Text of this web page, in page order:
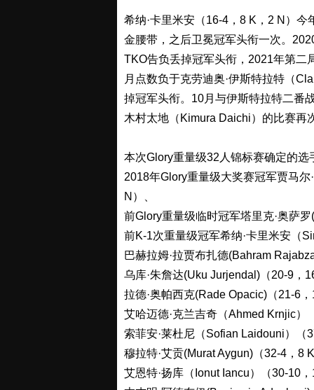
希纳·卡里米安（16-4，8 K，2 N）
金腰带，之后卫冕冠军头衔一次。
TKO告负丢掉冠军头衔，2021年第二
月点数负于克劳迪奥·伊斯特拉特（
掉冠军头衔。10月与伊斯特拉特二番
木村太地（Kimura Daichi）的比赛再
本次Glory重量级32人锦标赛确定的选
2018年Glory重量级大奖赛冠军贾马
N）、
前Glory重量级临时冠军塔里克·奥萨
前K-1次重量级冠军希纳·卡里米安（
巴赫拉姆·拉贾布扎德(Bahram
乌库·朱詹达(Uku Jurjendal)（20-9，
拉德·奥帕西克(Rade Opacic)（21-6
艾哈迈德·克兰吉奇（Ahmed Krnjic）
索菲安·莱杜尼（Sofian Laidouni）（
穆拉特·艾贡(Murat Aygun)（32-4，8
艾恩特·扬库（Ionut Iancu）（30-10